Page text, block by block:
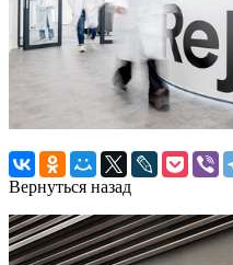
Вернуться назад